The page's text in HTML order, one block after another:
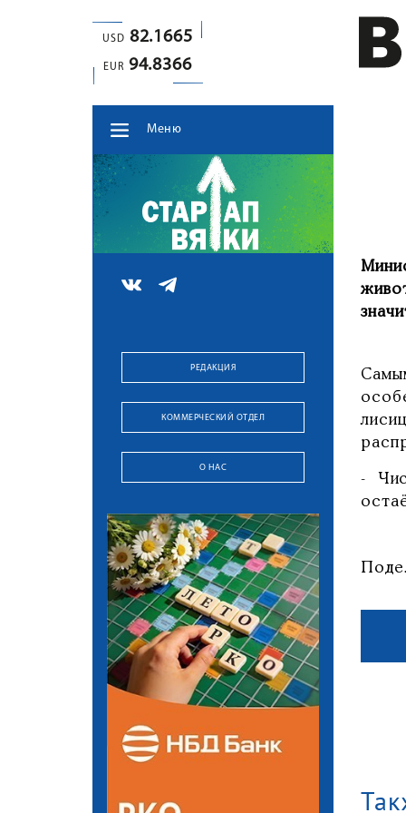
USD 82.1665
EUR 94.8366
Меню
РЕДАКЦИЯ
КОММЕРЧЕСКИЙ ОТДЕЛ
О НАС
-